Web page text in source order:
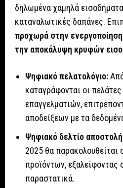
δηλωμένα χαμηλά
καταναλωτικές δαπάνες.
προχωρά στην
την αποκάλυψη κρυφών
Ψηφιακό πελατολόγιο:
καταγράφονται οι
επαγγελματιών,
αποδείξεων με τα
Ψηφιακό δελτίο
2025 θα παρακολουθείται
προϊόντων, εξαλείφοντας
παραστατικά.